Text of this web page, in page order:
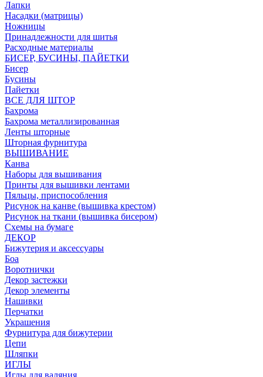
Лапки
Насадки (матрицы)
Ножницы
Принадлежности для шитья
Расходные материалы
БИСЕР, БУСИНЫ, ПАЙЕТКИ
Бисер
Бусины
Пайетки
ВСЕ ДЛЯ ШТОР
Бахрома
Бахрома металлизированная
Ленты шторные
Шторная фурнитура
ВЫШИВАНИЕ
Канва
Наборы для вышивания
Принты для вышивки лентами
Пяльцы, приспособления
Рисунок на канве (вышивка крестом)
Рисунок на ткани (вышивка бисером)
Схемы на бумаге
ДЕКОР
Бижутерия и аксессуары
Боа
Воротнички
Декор застежки
Декор элементы
Нашивки
Перчатки
Украшения
Фурнитура для бижутерии
Цепи
Шляпки
ИГЛЫ
Иглы для валяния